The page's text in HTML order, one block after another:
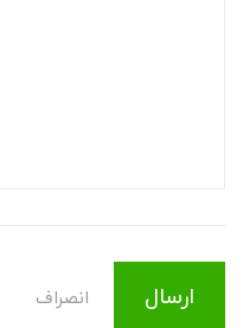
ارسال انصراف